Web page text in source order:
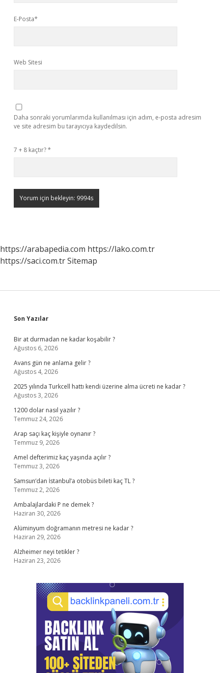
E-Posta*
Web Sitesi
Daha sonraki yorumlarımda kullanılması için adım, e-posta adresim
ve site adresim bu tarayıcıya kaydedilsin.
7 + 8 kaçtır?*
https://arabapedia.com https://lako.com.tr
https://saci.com.trSitemap
Sidebar
Son Yazılar
Bir at durmadan ne kadar koşabilir ?
Ağustos 6, 2026
Avans gün ne anlama gelir ?
Ağustos 4, 2026
2025 yılında Turkcell hattı kendi üzerine alma ücreti ne kadar ?
Ağustos 3, 2026
1200 dolar nasıl yazılır ?
Temmuz 24, 2026
Arap saçı kaç kişiyle oynanır ?
Temmuz 9, 2026
Amel defterimiz kaç yaşında açılır ?
Temmuz 3, 2026
Samsun’dan İstanbul’a otobüs bileti kaç TL ?
Temmuz 2, 2026
Ambalajlardaki P ne demek ?
Haziran 30, 2026
Alüminyum doğramanın metresi ne kadar ?
Haziran 29, 2026
Alzheimer neyi tetikler ?
Haziran 23, 2026